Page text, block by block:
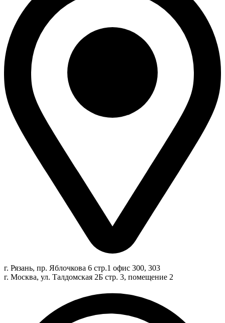
г. Рязань, пр. Яблочкова 6 стр.1 офис 300, 303
г. Москва, ул. Талдомская 2Б стр. 3, помещение 2